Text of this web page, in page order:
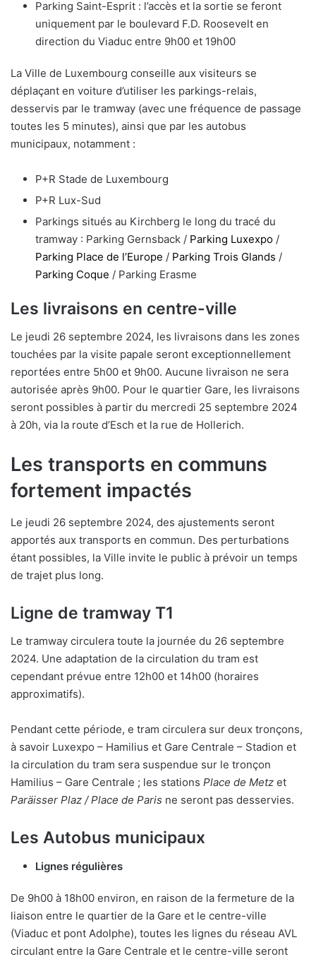
Parking Saint-Esprit : l’accès et la sortie se feront
uniquement par le boulevard F.D. Roosevelt en
direction du Viaduc entre 9h00 et 19h00
La Ville de Luxembourg conseille aux visiteurs se
déplaçant en voiture d’utiliser les parkings-relais,
desservis par le tramway (avec une fréquence de passage
toutes les 5 minutes), ainsi que par les autobus
municipaux, notamment :
P+R Stade de Luxembourg
P+R Lux-Sud
Parkings situés au Kirchberg le long du tracé du
tramway : Parking Gernsback / Parking Luxexpo /
Parking Place de l’Europe / Parking Trois Glands /
Parking Coque / Parking Erasme
Les livraisons en centre-ville
Le jeudi 26 septembre 2024, les livraisons dans les zones
touchées par la visite papale seront exceptionnellement
reportées entre 5h00 et 9h00. Aucune livraison ne sera
autorisée après 9h00. Pour le quartier Gare, les livraisons
seront possibles à partir du mercredi 25 septembre 2024
à 20h, via la route d’Esch et la rue de Hollerich.
Les transports en communs
fortement impactés
Le jeudi 26 septembre 2024, des ajustements seront
apportés aux transports en commun. Des perturbations
étant possibles, la Ville invite le public à prévoir un temps
de trajet plus long.
Ligne de tramway T1
Le tramway circulera toute la journée du 26 septembre
2024. Une adaptation de la circulation du tram est
cependant prévue entre 12h00 et 14h00 (horaires
approximatifs).
Pendant cette période, e tram circulera sur deux tronçons,
à savoir Luxexpo – Hamilius et Gare Centrale – Stadion et
la circulation du tram sera suspendue sur le tronçon
Hamilius – Gare Centrale ; les stations Place de Metz et
Paräisser Plaz / Place de Paris ne seront pas desservies.
Les Autobus municipaux
Lignes régulières
De 9h00 à 18h00 environ, en raison de la fermeture de la
liaison entre le quartier de la Gare et le centre-ville
(Viaduc et pont Adolphe), toutes les lignes du réseau AVL
circulant entre la Gare Centrale et le centre-ville seront